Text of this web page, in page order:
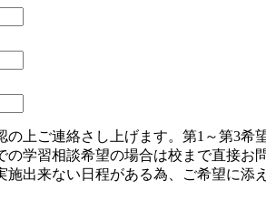
上ご連絡さし上げます。第1～第3希
学習相談希望の場合は校まで直接お
出来ない日程がある為、ご希望に添